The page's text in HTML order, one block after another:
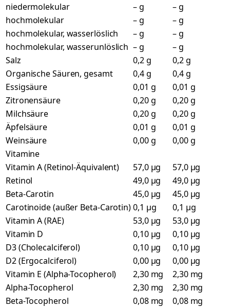
niedermolekular
– g
– g
hochmolekular
– g
– g
hochmolekular, wasserlöslich
– g
– g
hochmolekular, wasserunlöslich – g
– g
Salz
0,2 g
0,2 g
Organische Säuren, gesamt
0,4 g
0,4 g
Essigsäure
0,01 g
0,01 g
Zitronensäure
0,20 g
0,20 g
Milchsäure
0,20 g
0,20 g
Äpfelsäure
0,01 g
0,01 g
Weinsäure
0,00 g
0,00 g
Vitamine
Vitamin A (Retinol-Äquivalent)
57,0 µg
57,0 µg
Retinol
49,0 µg
49,0 µg
Beta-Carotin
45,0 µg
45,0 µg
Carotinoide (außer Beta-Carotin)0,1 µg
0,1 µg
Vitamin A (RAE)
53,0 µg
53,0 µg
Vitamin D
0,10 µg
0,10 µg
D3 (Cholecalciferol)
0,10 µg
0,10 µg
D2 (Ergocalciferol)
0,00 µg
0,00 µg
Vitamin E (Alpha-Tocopherol)
2,30 mg
2,30 mg
Alpha-Tocopherol
2,30 mg
2,30 mg
Beta-Tocopherol
0,08 mg
0,08 mg